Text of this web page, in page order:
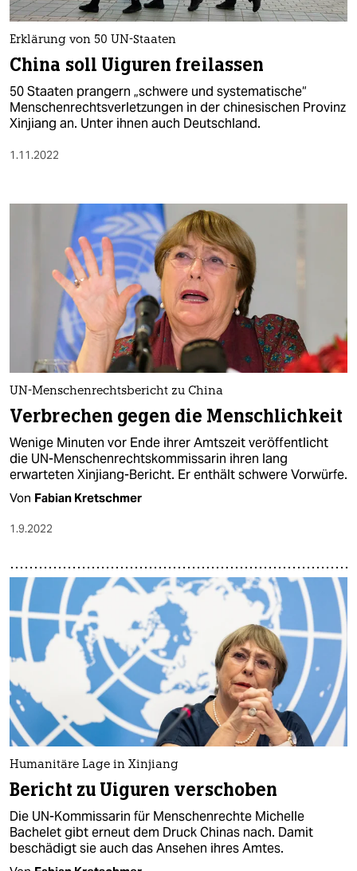
nord
wahrheit
verlag
shop
fragen & hilfe
unterstützen
genossenschaft
epaper login
Erklärung von 50 UN-Staaten
China soll Uiguren freilassen
50 Staaten prangern „schwere und systematische“
Menschenrechtsverletzungen in der chinesischen Provinz
Xinjiang an. Unter ihnen auch Deutschland.
1.11.2022
UN-Menschenrechtsbericht zu China
Verbrechen gegen die Menschlichkeit
Wenige Minuten vor Ende ihrer Amtszeit veröffentlicht
die UN-Menschenrechtskommissarin ihren lang
erwarteten Xinjiang-Bericht. Er enthält schwere Vorwürfe.
Von Fabian Kretschmer
1.9.2022
Humanitäre Lage in Xinjiang
Bericht zu Uiguren verschoben
Die UN-Kommissarin für Menschenrechte Michelle
Bachelet gibt erneut dem Druck Chinas nach. Damit
beschädigt sie auch das Ansehen ihres Amtes.